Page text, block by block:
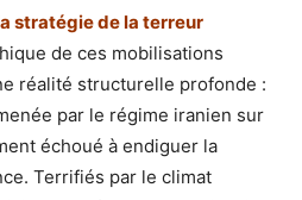
stratégie de la terreur
de ces mobilisations
réalité structurelle profonde :
par le régime iranien sur
échoué à endiguer la
Terrifiés par le climat